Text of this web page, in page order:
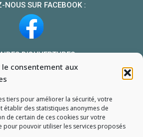
le consentement aux
tiers pour améliorer la sécurité, votre
établir des statistiques anonymes de
de certain de ces cookies sur votre
pour pouvoir utiliser les services proposés
NOUS SUR FACEBOOK :
D’OUVERTURES :
vendredi : 10h-13h et 14h-19h
: 10h-13h 14h-18h
NOUS TROUVER
Mon compte
de demande de pièce